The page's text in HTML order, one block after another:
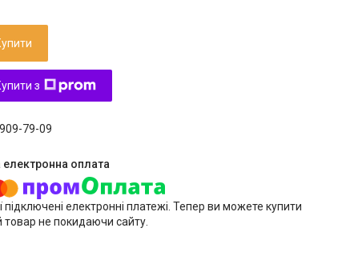
з
79-09
підключені електронні платежі. Тепер ви можете купити
товар не покидаючи сайту.